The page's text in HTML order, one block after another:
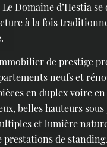
Domaine d’Hestia se
à la fois
de prestige
neufs et
en duplex voire
belles hauteurs
et lumière
prestations de